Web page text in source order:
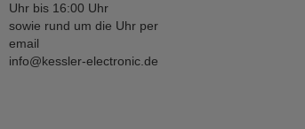
Uhr bis 16:00 Uhr
sowie rund um die Uhr per
email
info@kessler-electronic.de